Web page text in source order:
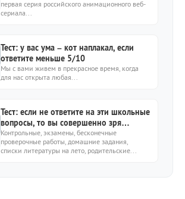
первая серия российского анимационного веб-
сериала...
Тест: у вас ума – кот наплакал, если
ответите меньше 5/10
Мы с вами живем в прекрасное время, когда
для нас открыта любая...
Тест: если не ответите на эти школьные
вопросы, то вы совершенно зря
потратили 10 лет своей жизни
Контрольные, экзамены, бесконечные
проверочные работы, домашние задания,
списки литературы на лето, родительские...